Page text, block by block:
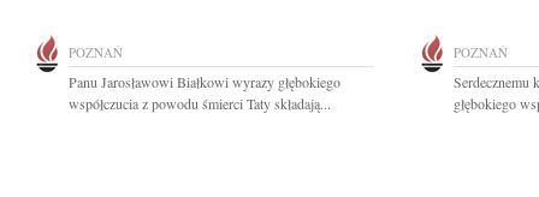
POZNAŃ
Panu Jarosławowi Białkowi wyrazy głębokiego
współczucia z powodu śmierci Taty składają...
POZNAŃ
Serdecznemu
głębokiego